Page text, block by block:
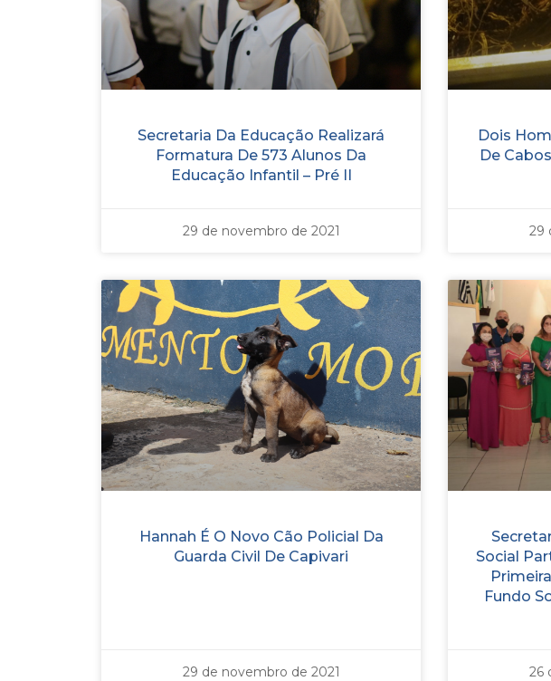
Secretaria Da Educação Realizará
Formatura De 573 Alunos Da
Educação Infantil – Pré II
29 de novembro de 2021
Dois
De
29
Hannah É O Novo Cão Policial Da
Guarda Civil De Capivari
29 de novembro de 2021
Social
Fundo
26